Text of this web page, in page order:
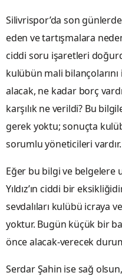
Silivrispor’da son
eden ve tartışmalara
ciddi soru işaretleri
kulübün mali
alacak, ne kadar borç
karşılık ne verildi? Bu
gerek yoktu; sonuçta
sorumlu yöneticileri vardır.
Eğer bu bilgi ve belgelere
Yıldız’ın ciddi bir
sevdalıları kulübü icraya
yoktur. Bugün küçük bir
önce alacak-verecek
Serdar Şahin ise sağ